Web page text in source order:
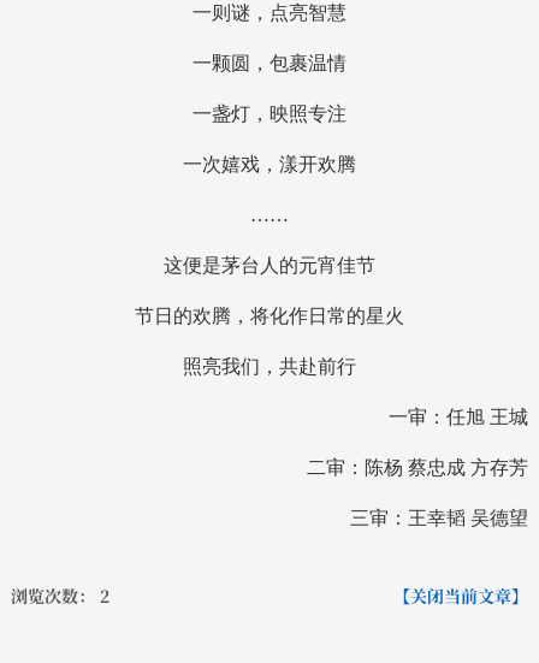
一则谜，点亮智慧
一颗圆，包裹温情
一盏灯，映照专注
一次嬉戏，漾开欢腾
……
这便是茅台人的元宵佳节
节日的欢腾，将化作日常的星火
照亮我们，共赴前行
一审：任旭 王城
二审：陈杨 蔡忠成 方存芳
三审：王幸韬 吴德望
浏览次数： 2 【关闭当前文章】